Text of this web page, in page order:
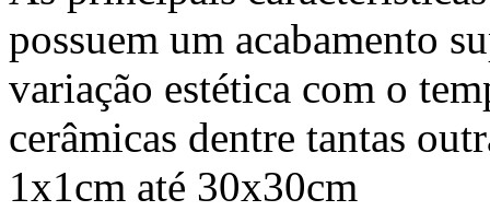
possuem um acabamento
variação estética com o
cerâmicas dentre tantas
1x1cm até 30x30cm